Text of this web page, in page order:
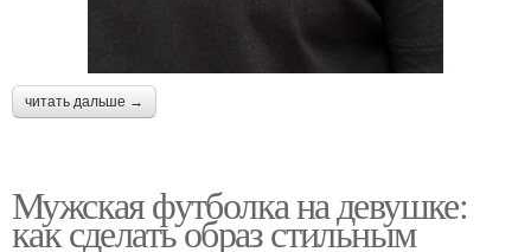
читать дальше →
Мужская футболка на девушке:
как сделать образ стильным